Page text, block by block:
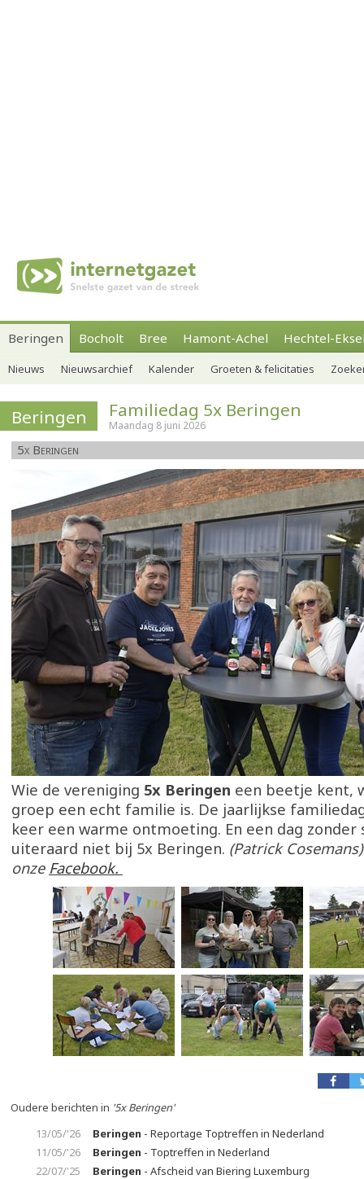
Beringen Bocholt Bree Hamont-Achel Hechtel-
Nieuws Nieuwsarchief Kalender Groeten & felicitaties
Beringen Familiedag 5x Beringen
Maandag 8 juni 2026
5x Beringen
Wie de vereniging 5x Beringen een beetje kent,
groep een echt familie is. De jaarlijkse
keer een warme ontmoeting. En een dag zonder
uiteraard niet bij 5x Beringen. (Patrick
onze Facebook.
Oudere berichten in '5x Beringen'
13/05/'26
Beringen - Reportage Toptreffen in Nederland
11/05/'26
Beringen - Toptreffen in Nederland
22/07/'25
Beringen - Afscheid van Biering Luxemburg